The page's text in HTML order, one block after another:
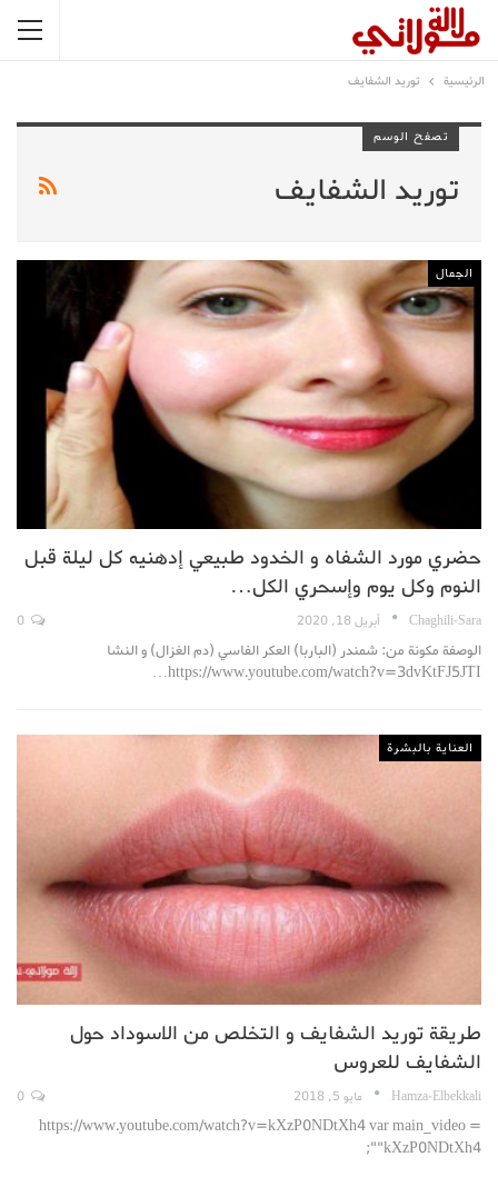
الرئيسية توريد الشفايف
تصفح الوسم
توريد الشفايف
الجمال
حضري مورد الشفاه و الخدود طبيعي إدهنيه كل ليلة قبل
النوم وكل يوم وإسحري الكل…
Chaghili-Sara أبريل 18, 2020
الوصفة مكونة من: شمندر (الباربا) العكر الفاسي (دم الغزال) و النشا
https://www.youtube.com/watch?v=3dvKtFJ5JTI…
العناية بالبشرة
طريقة توريد الشفايف و التخلص من الاسوداد حول
الشفايف للعروس
Hamza-Elbekkali مايو 5, 2018
https://www.youtube.com/watch?v=kXzP0NDtXh4 var main_video =
"kXzP0NDtXh4";